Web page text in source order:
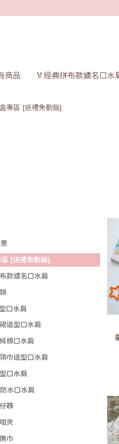
商品 🏅經典拼布款繡名口水
專區 [送禮免動腦]
區 [送禮免動腦]
款繡名口水肩
口水肩
造型口水肩
棉口水肩
巾造型口水肩
口水肩
水口水肩
🧸
夾
巾